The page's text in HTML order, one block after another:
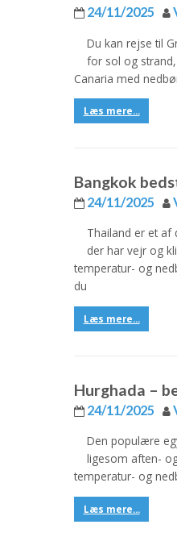
24/11/2025
Du kan rejse til
for sol og
Canaria med
Læs mere...
Bangkok
24/11/2025
Thailand er et af
der har vejr og
temperatur- og
du
Læs mere...
Hurghada –
24/11/2025
Den populære
ligesom aften-
temperatur- og
Læs mere...